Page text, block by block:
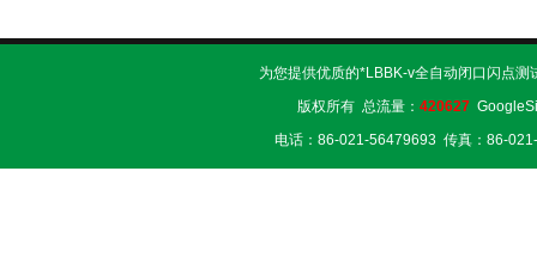
为您提供优质的*LBBK-v全自动闭口闪点
版权所有 总流量： 420627
电话：86-021-56479693 传真：86-